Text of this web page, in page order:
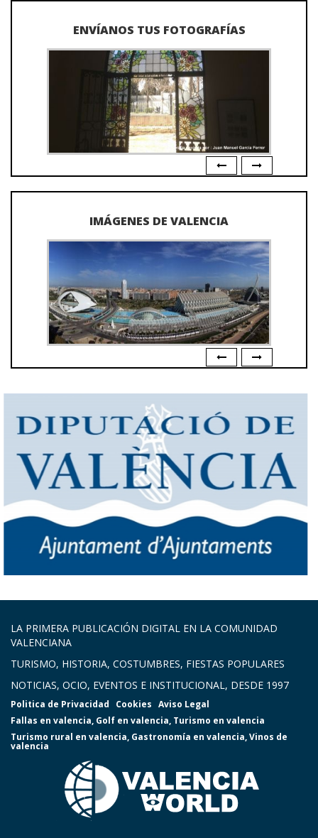
ENVÍANOS TUS FOTOGRAFÍAS
IMÁGENES DE VALENCIA
LA PRIMERA PUBLICACIÓN DIGITAL EN LA COMUNIDAD
VALENCIANA
TURISMO, HISTORIA, COSTUMBRES, FIESTAS POPULARES
NOTICIAS, OCIO, EVENTOS E INSTITUCIONAL, DESDE 1997
Politica de Privacidad Cookies Aviso Legal
Fallas en valencia, Golf en valencia, Turismo en valencia
Turismo rural en valencia, Gastronomía en valencia,Vinos de
valencia